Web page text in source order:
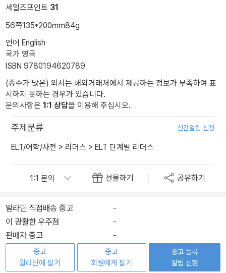
세일즈포인트 31
56쪽135*200mm84g
언어 English
국가 영국
ISBN 9780194620789
(종수가 많은) 외서는 해외거래처에서 제공하는 정보가 부족하여 표
시하지 못하는 경우가 있습니다.
문의사항은 1:1 상담을 이용해 주십시오.
주제분류 신간알림 신청
ELT/어학/사전 > 리더스 > ELT 단계별 리더스
선물하기 공유하기
알라딘 직접배송 중고
-
이 광활한 우주점
-
판매자 중고
-
중고
알라딘에 팔기
중고
회원에게 팔기
중고 등록
알림 신청